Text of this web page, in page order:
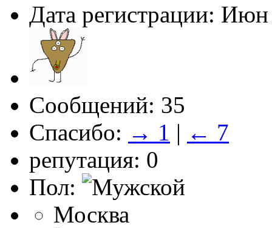
Дата регистрации:
Сообщений: 35
Спасибо: → 1 | ← 7
репутация: 0
Пол:
Москва